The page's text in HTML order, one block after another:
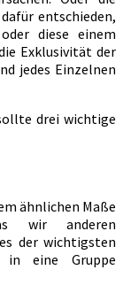
entschieden,
diese einem
Exklusivität der
jedes Einzelnen
drei wichtige
ähnlichen Maße
wir anderen
der wichtigsten
in eine Gruppe